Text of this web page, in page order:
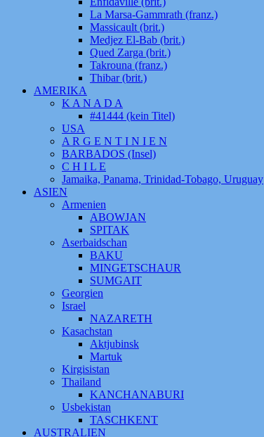
La Marsa-Gammrath (franz.)
Massicault (brit.)
Medjez El-Bab (brit.)
Qued Zarga (brit.)
Takrouna (franz.)
Thibar (brit.)
AMERIKA
K A N A D A
#41444 (kein Titel)
USA
A R G E N T I N I E N
BARBADOS (Insel)
C H I L E
Jamaika, Panama, Trinidad-Tobago, Uruguay
ASIEN
Armenien
ABOWJAN
SPITAK
Aserbaidschan
BAKU
MINGETSCHAUR
SUMGAIT
Georgien
Israel
NAZARETH
Kasachstan
Aktjubinsk
Martuk
Kirgisistan
Thailand
KANCHANABURI
Usbekistan
TASCHKENT
AUSTRALIEN